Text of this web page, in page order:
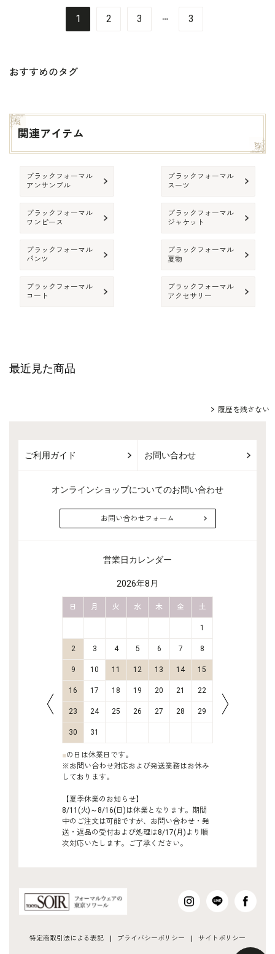
1 2 3 3
おすすめのタグ
関連アイテム
ブラックフォーマル
アンサンブル
ブラックフォーマル
スーツ
ブラックフォーマル
ワンピース
ブラックフォーマル
ジャケット
ブラックフォーマル
パンツ
ブラックフォーマル
夏物
ブラックフォーマル
コート
ブラックフォーマル
アクセサリー
最近見た商品
履歴を残さない
ご利用ガイド お問い合わせ
オンラインショップについてのお問い合わせ
お問い合わせフォーム
営業日カレンダー
2026年8月
日 月 火 水 木 金 土
1
2 3 4 5 6 7 8
9 10 11 12 13 14 15
16 17 18 19 20 21 22
23 24 25 26 27 28 29
30 31
■の日は休業日です。
※お問い合わせ対応および発送業務はお休み
しております。
【夏季休業のお知らせ】
8/11(火)～8/16(日)は休業となります。期間
中のご注文は可能ですが、お問い合わせ・発
送・返品の受付および処理は8/17(月)より順
次対応いたします。ご了承ください。
特定商取引法による表記 プライバシーポリシー サイトポリシー